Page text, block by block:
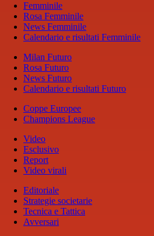
Femminile
Rosa Femminile
News Femminile
Calendario e risultati Femminile
Milan Futuro
Rosa Futuro
News Futuro
Calendario e risultati Futuro
Coppe Europee
Champions League
Video
Esclusivo
Report
Video virali
Editoriale
Strategie societarie
Tecnica e Tattica
Avversari